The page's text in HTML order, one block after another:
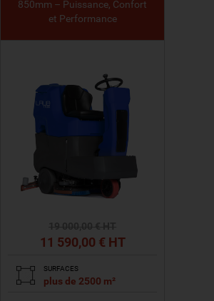
850mm – Puissance, Confort
et Performance
11 590,00 € HT
SURFACES
plus de 2500 m²